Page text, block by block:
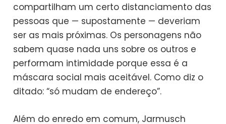
compartilham um certo distanciamento das
pessoas que — supostamente — deveriam
ser as mais próximas. Os personagens não
sabem quase nada uns sobre os outros e
performam intimidade porque essa é a
máscara social mais aceitável. Como diz o
ditado: “só mudam de endereço”.
Além do enredo em comum, Jarmusch